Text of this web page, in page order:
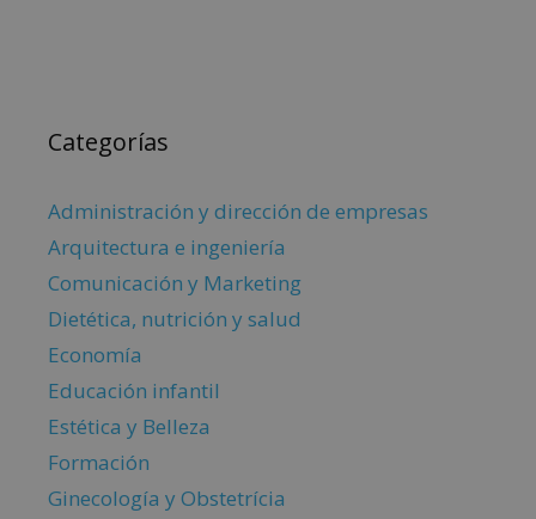
Categorías
Administración y dirección de empresas
Arquitectura e ingeniería
Comunicación y Marketing
Dietética, nutrición y salud
Economía
Educación infantil
Estética y Belleza
Formación
Ginecología y Obstetrícia